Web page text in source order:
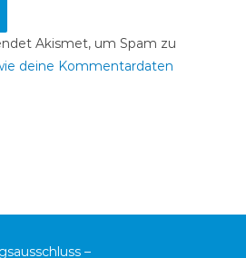
Akismet, um Spam zu
deine Kommentardaten
–